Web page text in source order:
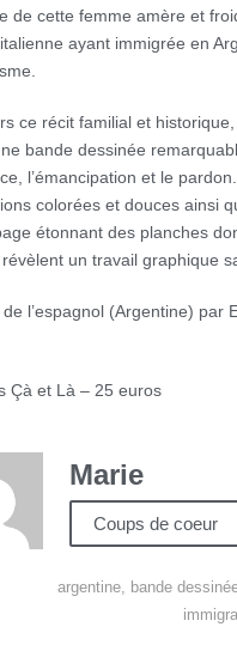
de cette femme amère et
ayant immigrée en
ce récit familial et
bande dessinée
l’émancipation et le
colorées et douces ainsi
étonnant des planches
un travail graphique
l’espagnol (Argentine) par
Çà et Là – 25 euros
Marie
Coups de coeur
argentine, bande